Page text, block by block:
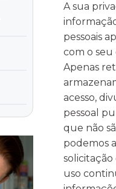
A sua
pessoais
com o
Apenas
acesso,
pessoal
que não
podemos
uso